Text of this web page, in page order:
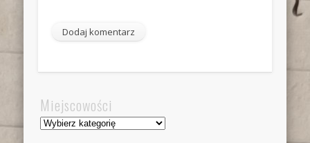
Miejscowości
Miejscowości